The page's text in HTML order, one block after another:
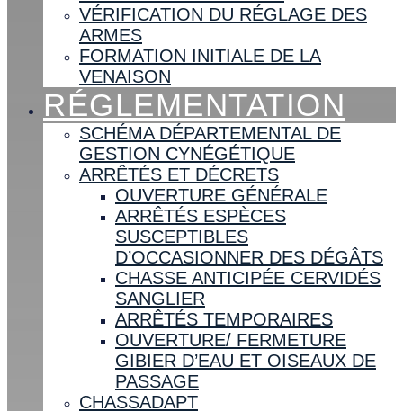
VÉRIFICATION DU RÉGLAGE DES
ARMES
FORMATION INITIALE DE LA
VENAISON
RÉGLEMENTATION
SCHÉMA DÉPARTEMENTAL DE
GESTION CYNÉGÉTIQUE
ARRÊTÉS ET DÉCRETS
OUVERTURE GÉNÉRALE
ARRÊTÉS ESPÈCES
SUSCEPTIBLES
D’OCCASIONNER DES DÉGÂTS
CHASSE ANTICIPÉE CERVIDÉS
SANGLIER
ARRÊTÉS TEMPORAIRES
OUVERTURE/ FERMETURE
GIBIER D’EAU ET OISEAUX DE
PASSAGE
CHASSADAPT